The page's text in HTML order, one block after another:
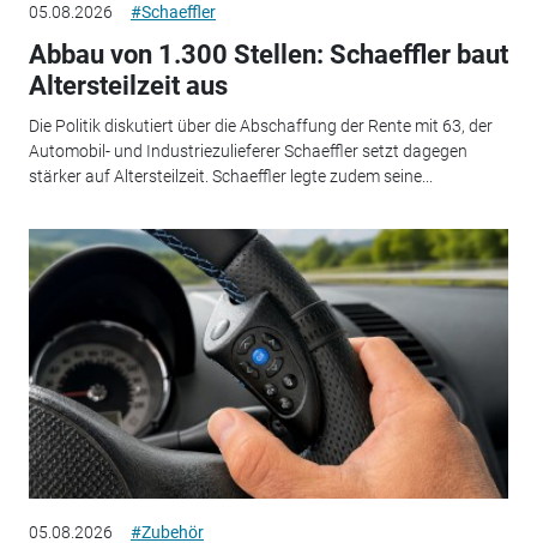
05.08.2026 #Schaeffler
Abbau von 1.300 Stellen: Schaeffler baut
Altersteilzeit aus
Die Politik diskutiert über die Abschaffung der Rente mit 63, der
Automobil- und Industriezulieferer Schaeffler setzt dagegen
stärker auf Altersteilzeit. Schaeffler legte zudem seine...
05.08.2026 #Zubehör